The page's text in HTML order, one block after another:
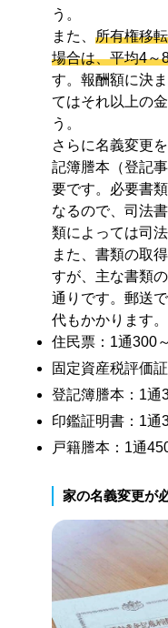
う。
また、 所有権移
場合は、平均4～
す。報酬額に決
てはそれ以上の
う。
さらに名義変更
記簿謄本（登記
要です。必要書
なるので、司法
類によっては司
また、書類の取
すが、主な書類
通りです。郵送
代もかかります。
住民票：1通300
固定資産税評価
登記簿謄本：1通
印鑑証明書：1通
戸籍謄本：1通
家の名義変更が